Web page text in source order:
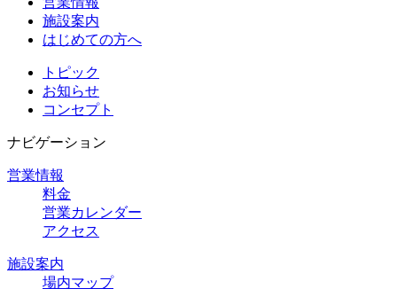
施設案内
はじめての方へ
トピック
お知らせ
コンセプト
ナビゲーション
営業情報
料金
営業カレンダー
アクセス
施設案内
場内マップ